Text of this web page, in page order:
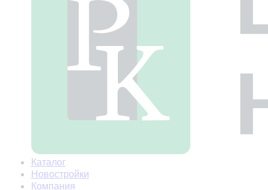
Каталог
Новостройки
Компания